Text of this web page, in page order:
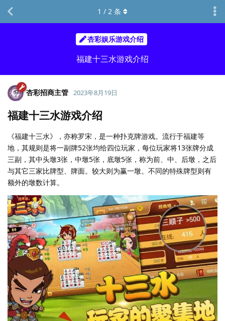
杏彩娱乐游戏介绍
福建十三水游戏介绍
1 / 2 条
杏彩招商主管 2023年8月19日
福建十三水游戏介绍
《福建十三水》，亦称罗宋，是一种扑克牌游戏。流行于福建等
地，其规则是将一副牌52张均给四位玩家，每位玩家将13张牌分成
三副，其中头墩3张，中墩5张，底墩5张，称为前、中、后墩，之后
与其它三家比牌型、牌面。较大则为赢一墩。不同的特殊牌型则有
额外的墩数计算。